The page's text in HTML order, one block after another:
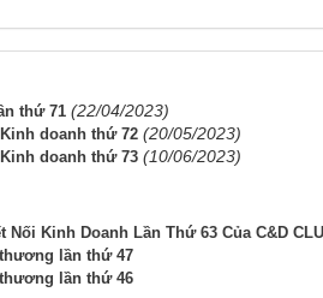
thứ 71 (22/04/2023)
doanh thứ 72 (20/05/2023)
doanh thứ 73 (10/06/2023)
Kinh Doanh Lần Thứ 63 Của C&D
lần thứ 47
lần thứ 46